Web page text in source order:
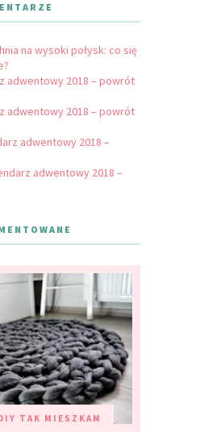
na wysoki połysk: co się
adwentowy 2018 – powrót
adwentowy 2018 – powrót
adwentowy 2018 –
adwentowy 2018 –
TAK MIESZKAM